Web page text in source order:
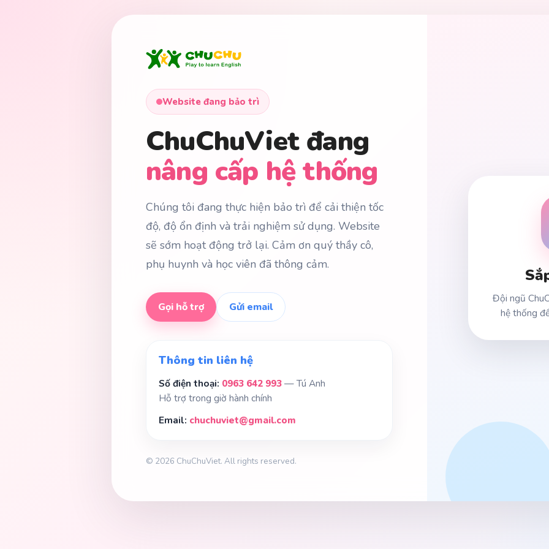
Website đang bảo trì
ChuChuViet đang
nâng cấp hệ thống
Chúng tôi đang thực hiện bảo trì để cải thiện tốc
độ, độ ổn định và trải nghiệm sử dụng. Website
sẽ sớm hoạt động trở lại. Cảm ơn quý thầy cô,
phụ huynh và học viên đã thông cảm.
Gọi hỗ trợ Gửi email
Thông tin liên hệ
Số điện thoại: 0963 642 993— Tú Anh
Hỗ trợ trong giờ hành chính
Email: chuchuviet@gmail.com
© 2026 ChuChuViet. All rights reserved.
Đội ngũ
hệ thống